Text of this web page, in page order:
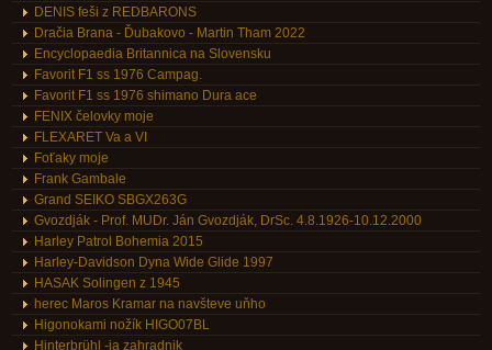
DENIS feši z REDBARONS
Dračia Brana - Ďubakovo - Martin Tham 2022
Encyclopaedia Britannica na Slovensku
Favorit F1 ss 1976 Campag.
Favorit F1 ss 1976 shimano Dura ace
FENIX čelovky moje
FLEXARET Va a VI
Foťaky moje
Frank Gambale
Grand SEIKO SBGX263G
Gvozdják - Prof. MUDr. Ján Gvozdják, DrSc. 4.8.1926-10.12.2000
Harley Patrol Bohemia 2015
Harley-Davidson Dyna Wide Glide 1997
HASAK Solingen z 1945
herec Maros Kramar na navšteve uňho
Higonokami nožík HIGO07BL
Hinterbrühl -ja zahradnik